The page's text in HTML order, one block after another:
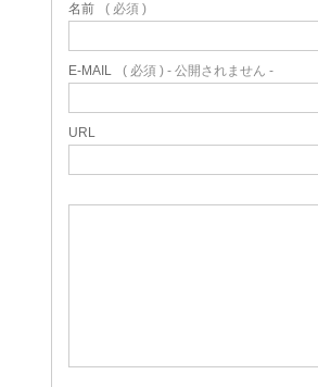
名前 ( 必須 )
E-MAIL ( 必須 ) - 公開されません -
URL